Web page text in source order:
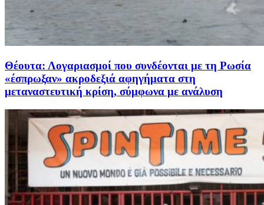
Θέουτα: Λογαριασμοί που συνδέονται με τη Ρωσία
«έσπρωξαν» ακροδεξιά αφηγήματα στη
μεταναστευτική κρίση, σύμφωνα με ανάλυση